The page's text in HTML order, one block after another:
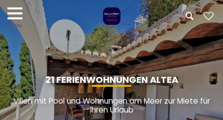
21 FERIENWOHNUNGEN ALTEA
Villen mit Pool und Wohnungen am Meer zur Miete für
Ihren Urlaub